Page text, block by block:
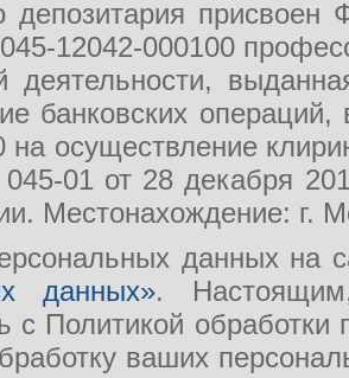
депозитария
12042-000100
деятельности,
банковских
на осуществление
01 от 28 декабря
Местонахождение: г.
данных на
данных».
с Политикой
ваших